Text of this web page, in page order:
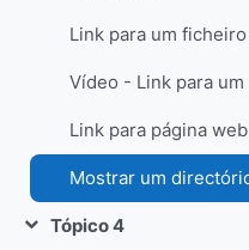
Link para página web
Contrair
Tópico 4